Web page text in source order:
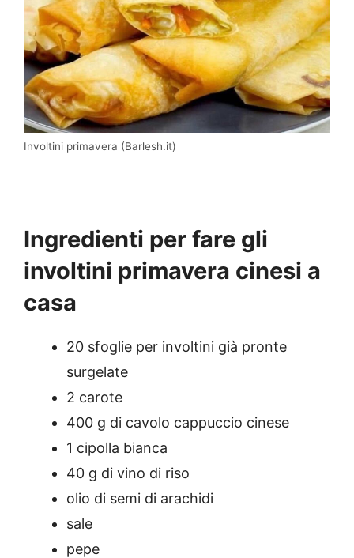
Involtini primavera (Barlesh.it)
Ingredienti per fare gli
involtini primavera cinesi a
casa
20 sfoglie per involtini già pronte
surgelate
2 carote
400 g di cavolo cappuccio cinese
1 cipolla bianca
40 g di vino di riso
olio di semi di arachidi
sale
pepe